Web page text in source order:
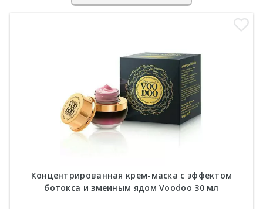
Концентрированная крем-маска с эффектом
ботокса и змеиным ядом Voodoo 30 мл